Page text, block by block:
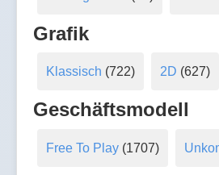
Grafik
Klassisch (722) 2D (627)
Geschäftsmodell
Free To Play(1707)